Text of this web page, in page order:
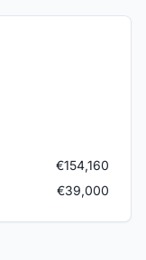
€154,160
€39,000